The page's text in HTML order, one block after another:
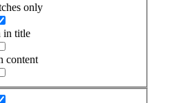
only
in title
content